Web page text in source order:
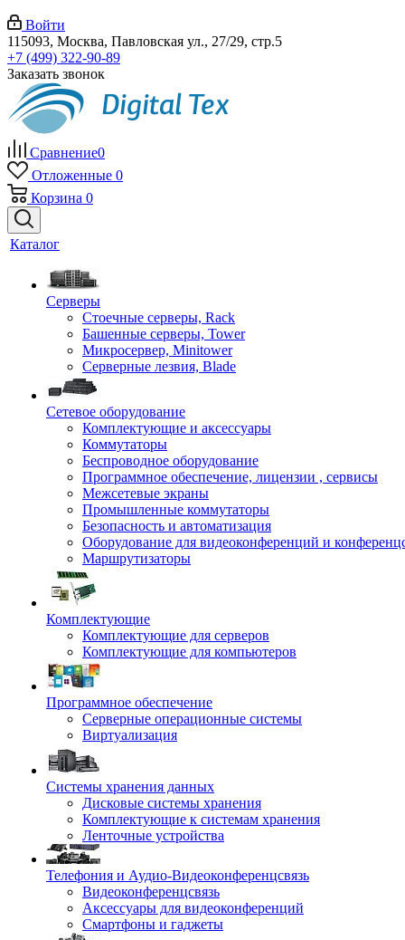
Войти
115093, Москва, Павловская ул., 27/29, стр.5
+7 (499) 322-90-89
Заказать звонок
Сравнение0
Отложенные 0
Корзина 0
Каталог
Серверы
Стоечные серверы, Rack
Башенные серверы, Tower
Микросервер, Minitower
Серверные лезвия, Blade
Сетевое оборудование
Комплектующие и аксессуары
Коммутаторы
Беспроводное оборудование
Программное обеспечение, лицензии , сервисы
Межсетевые экраны
Промышленные коммутаторы
Безопасность и автоматизация
Оборудование для видеоконференций и
Маршрутизаторы
Комплектующие
Комплектующие для серверов
Комплектующие для компьютеров
Программное обеспечение
Серверные операционные системы
Виртуализация
Системы хранения данных
Дисковые системы хранения
Комплектующие к системам хранения
Ленточные устройства
Телефония и Аудио-Видеоконференцсвязь
Видеоконференцсвязь
Аксессуары для видеоконференций
Смартфоны и гаджеты